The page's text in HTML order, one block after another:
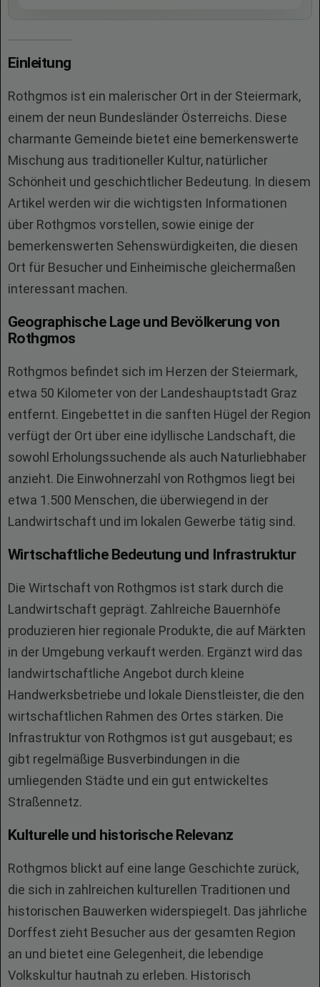
Einleitung
Rothgmos ist ein malerischer Ort in der Steiermark,
einem der neun Bundesländer Österreichs. Diese
charmante Gemeinde bietet eine bemerkenswerte
Mischung aus traditioneller Kultur, natürlicher
Schönheit und geschichtlicher Bedeutung. In diesem
Artikel werden wir die wichtigsten Informationen
über Rothgmos vorstellen, sowie einige der
bemerkenswerten Sehenswürdigkeiten, die diesen
Ort für Besucher und Einheimische gleichermaßen
interessant machen.
Geographische Lage und Bevölkerung von
Rothgmos
Rothgmos befindet sich im Herzen der Steiermark,
etwa 50 Kilometer von der Landeshauptstadt Graz
entfernt. Eingebettet in die sanften Hügel der Region
verfügt der Ort über eine idyllische Landschaft, die
sowohl Erholungssuchende als auch Naturliebhaber
anzieht. Die Einwohnerzahl von Rothgmos liegt bei
etwa 1.500 Menschen, die überwiegend in der
Landwirtschaft und im lokalen Gewerbe tätig sind.
Wirtschaftliche Bedeutung und Infrastruktur
Die Wirtschaft von Rothgmos ist stark durch die
Landwirtschaft geprägt. Zahlreiche Bauernhöfe
produzieren hier regionale Produkte, die auf Märkten
in der Umgebung verkauft werden. Ergänzt wird das
landwirtschaftliche Angebot durch kleine
Handwerksbetriebe und lokale Dienstleister, die den
wirtschaftlichen Rahmen des Ortes stärken. Die
Infrastruktur von Rothgmos ist gut ausgebaut; es
gibt regelmäßige Busverbindungen in die
umliegenden Städte und ein gut entwickeltes
Straßennetz.
Kulturelle und historische Relevanz
Rothgmos blickt auf eine lange Geschichte zurück,
die sich in zahlreichen kulturellen Traditionen und
historischen Bauwerken widerspiegelt. Das jährliche
Dorffest zieht Besucher aus der gesamten Region
an und bietet eine Gelegenheit, die lebendige
Volkskultur hautnah zu erleben. Historisch